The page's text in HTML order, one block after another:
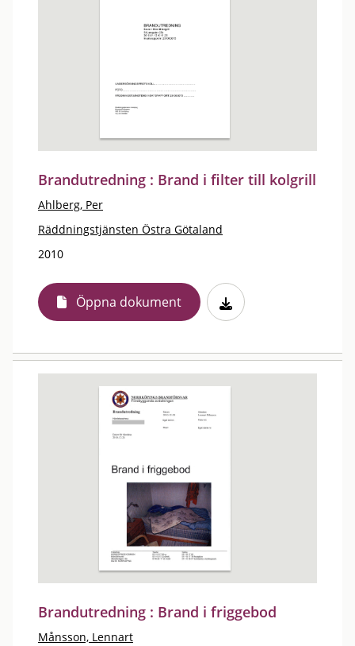
Brandutredning : Brand i filter till kolgrill
Ahlberg, Per
Räddningstjänsten Östra Götaland
2010
Öppna dokument
Brandutredning : Brand i friggebod
Månsson, Lennart